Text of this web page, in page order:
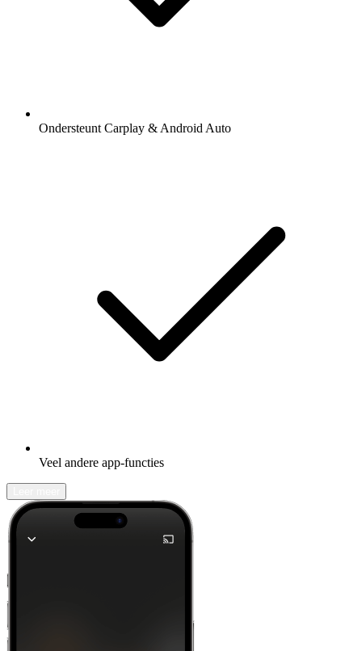
Ondersteunt Carplay & Android Auto
Veel andere app-functies